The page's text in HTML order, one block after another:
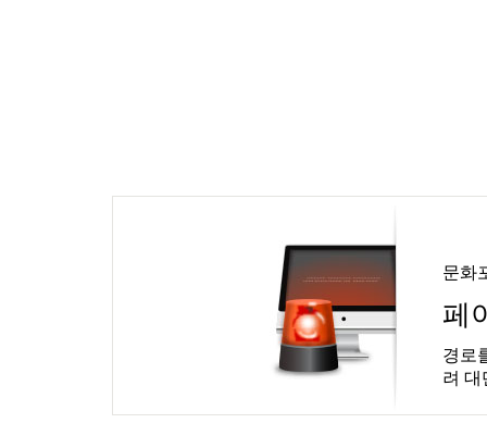
문화
페
경로
려 대